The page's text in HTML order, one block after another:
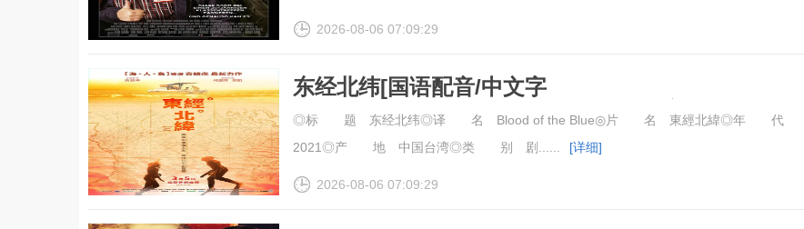
2026-08-06 07:09:29
东经北纬[国语配音/中文字
幕].Blood.of.the.Blue.2021.1080pBD高清
◎标 题 东经北纬◎译 名 Blood of the Blue◎片 名 東經北緯◎年 代
2021◎产 地 中国台湾◎类 别 剧......
[详细]
2026-08-06 07:09:29